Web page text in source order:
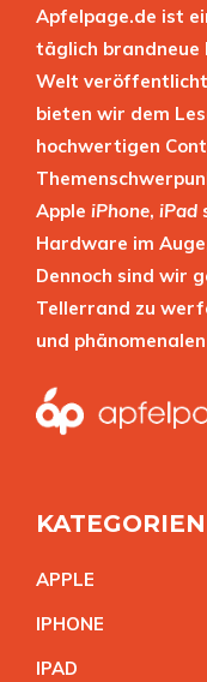
Apfelpage.de ist
täglich brandneue
Welt
bieten wir dem
hochwertigen
Apple iPhone, iPad
Hardware im
Dennoch sind wir
Tellerrand zu
und
KATEGORIEN
APPLE
IPHONE
IPAD